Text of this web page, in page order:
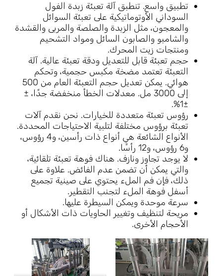
تطبيق واسع. تنطبق آلة تعبئة زبدة الفول
السوداني الأوتوماتيكية على تعبئة السوائل
والمعجون، مثل الزبدة والصلصة والمربى والقشدة
والشامبو والصابون السائل ومواد التشحيم
ومنتجات زيت المحرك.
حجم تعبئة قابل للتعديل ودقة تعبئة عالية. آلة
التعبئة تعتمد مضخة مكبس حجمية، وتحكم
هوائي. يمكن تعديل حجم التعبئة العام من 500
إلى 3000 مل. معدلات الخطأ منخفضة جدًا، ±
±1%.
رؤوس تعبئة متعددة للخيارات. نحن نقدم آلات
تعبئة برؤوس مختلفة لتلبية الاحتياجات المحددة.
الأنواع الشائعة هي أنواع ذات رأسين، و4 رؤوس،
و6 رؤوس، و12 رأسًا.
لا يوجد تجاوز ونازف. هناك فوهة تعبئة تلقائية،
والتي يمكن أن تضمن عدم الفائض. علاوة على
ذلك، فإن فم الملء يحتوي على صينية تجميع
أسفل فوهة الملء لتجنب التقطير.
سرعة موحدة ويمكن السيطرة عليها.
مريحة لتنظيف وتغيير الحاويات ذات الأشكال أو
الأحجام الأخرى.